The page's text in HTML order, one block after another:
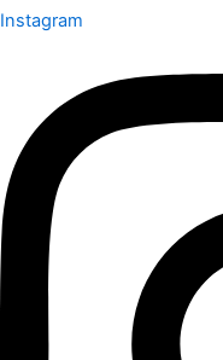
Instagram